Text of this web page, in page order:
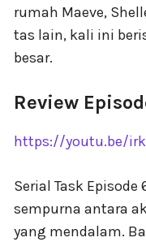
rumah Maeve,
tas lain, kali ini
besar.
Review
https://youtu.be/
Serial Task
sempurna antara
yang mendalam.